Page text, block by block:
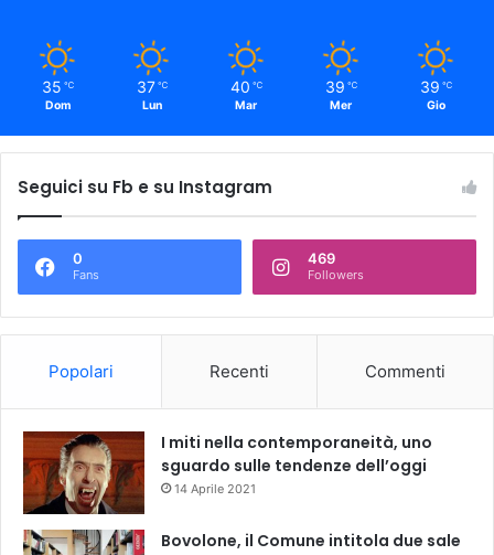
35 ℃
Dom
37 ℃
Lun
40 ℃
Mar
39 ℃
Mer
39 ℃
Gio
Seguici su Fb e su Instagram
0
Fans
469
Followers
Popolari Recenti Commenti
I miti nella contemporaneità, uno
sguardo sulle tendenze dell’oggi
14 Aprile 2021
Bovolone, il Comune intitola due sale